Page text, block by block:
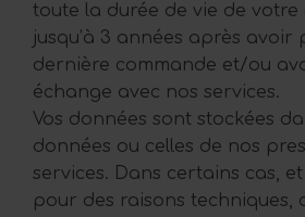
toute la durée de vie de votre
jusqu’à 3 années après avoir
dernière commande et/ou
échange avec nos services.
Vos données sont stockées
données ou celles de nos
services. Dans certains cas,
pour des raisons techniques,